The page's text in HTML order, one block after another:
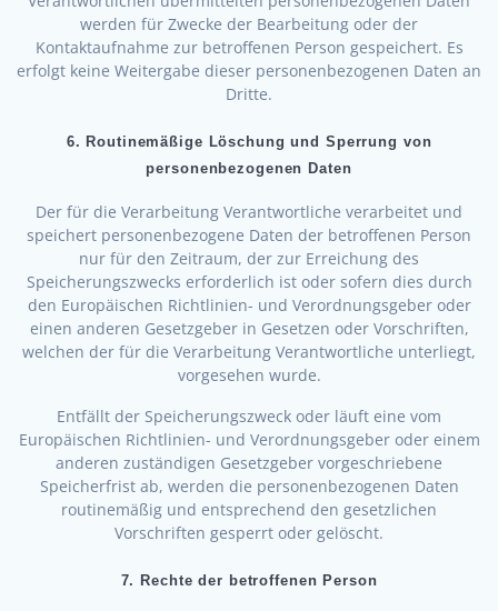
werden für Zwecke der Bearbeitung oder der
Kontaktaufnahme zur betroffenen Person gespeichert. Es
erfolgt keine Weitergabe dieser personenbezogenen Daten an
Dritte.
6. Routinemäßige Löschung und Sperrung von
personenbezogenen Daten
Der für die Verarbeitung Verantwortliche verarbeitet und
speichert personenbezogene Daten der betroffenen Person
nur für den Zeitraum, der zur Erreichung des
Speicherungszwecks erforderlich ist oder sofern dies durch
den Europäischen Richtlinien- und Verordnungsgeber oder
einen anderen Gesetzgeber in Gesetzen oder Vorschriften,
welchen der für die Verarbeitung Verantwortliche unterliegt,
vorgesehen wurde.
Entfällt der Speicherungszweck oder läuft eine vom
Europäischen Richtlinien- und Verordnungsgeber oder einem
anderen zuständigen Gesetzgeber vorgeschriebene
Speicherfrist ab, werden die personenbezogenen Daten
routinemäßig und entsprechend den gesetzlichen
Vorschriften gesperrt oder gelöscht.
7. Rechte der betroffenen Person